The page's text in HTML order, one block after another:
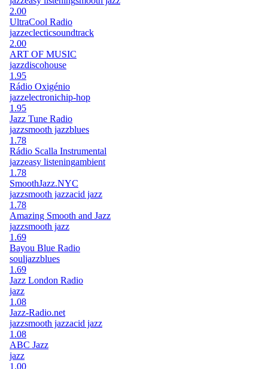
2.00
UltraCool Radio
jazzeclecticsoundtrack
2.00
ART OF MUSIC
jazzdiscohouse
1.95
Rádio Oxigénio
jazzelectronichip-hop
1.95
Jazz Tune Radio
jazzsmooth jazzblues
1.78
Rádio Scalla Instrumental
jazzeasy listeningambient
1.78
SmoothJazz.NYC
jazzsmooth jazzacid jazz
1.78
Amazing Smooth and Jazz
jazzsmooth jazz
1.69
Bayou Blue Radio
souljazzblues
1.69
Jazz London Radio
jazz
1.08
Jazz-Radio.net
jazzsmooth jazzacid jazz
1.08
ABC Jazz
jazz
1.00